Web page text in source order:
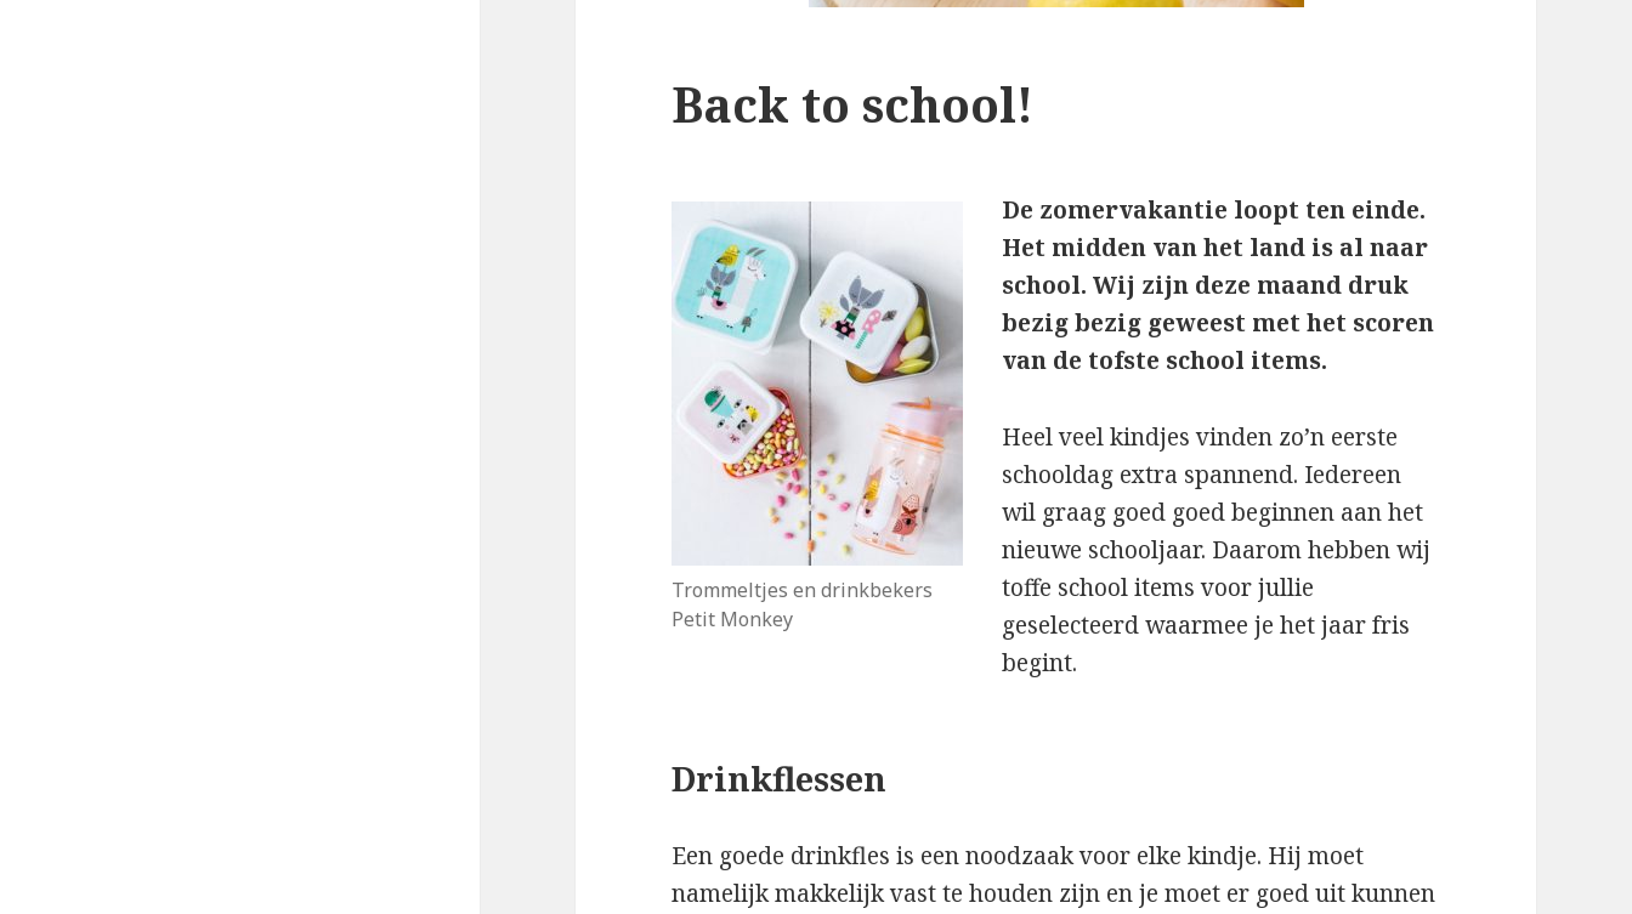
Back to school!
Trommeltjes en drinkbekers
Petit Monkey
De zomervakantie loopt ten einde.
Het midden van het land is al naar
school. Wij zijn deze maand druk
bezig bezig geweest met het scoren
van de tofste school items.
Heel veel kindjes vinden zo’n eerste
schooldag extra spannend. Iedereen
wil graag goed goed beginnen aan het
nieuwe schooljaar. Daarom hebben wij
toffe school items voor jullie
geselecteerd waarmee je het jaar fris
begint.
Drinkflessen
Een goede drinkfles is een noodzaak voor elke kindje. Hij moet
namelijk makkelijk vast te houden zijn en je moet er goed uit kunnen